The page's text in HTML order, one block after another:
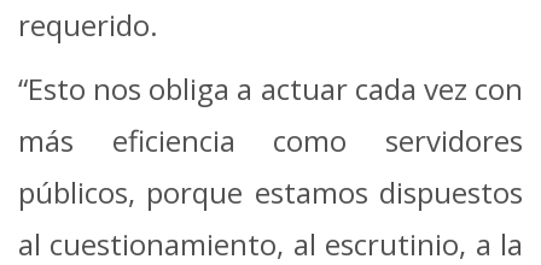
requerido.
“Esto nos obliga a actuar cada vez con
más eficiencia como servidores
públicos, porque estamos dispuestos
al cuestionamiento, al escrutinio, a la